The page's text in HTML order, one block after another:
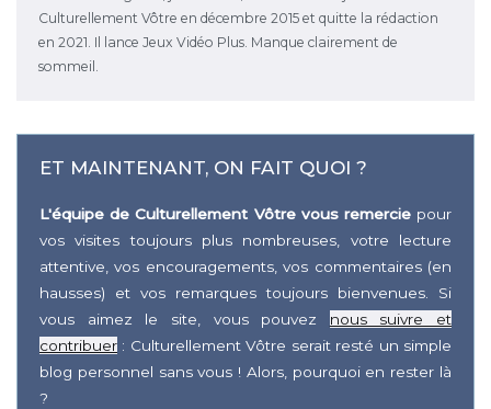
Culturellement Vôtre en décembre 2015 et quitte la rédaction
en 2021. Il lance Jeux Vidéo Plus. Manque clairement de
sommeil.
ET MAINTENANT, ON FAIT QUOI ?
L'équipe de Culturellement Vôtre vous remerciepour
vos visites toujours plus nombreuses, votre lecture
attentive, vos encouragements, vos commentaires (en
hausses) et vos remarques toujours bienvenues. Si
vous aimez le site, vous pouvez nous suivre et
contribuer : Culturellement Vôtre serait resté un simple
blog personnel sans vous ! Alors, pourquoi en rester là
?